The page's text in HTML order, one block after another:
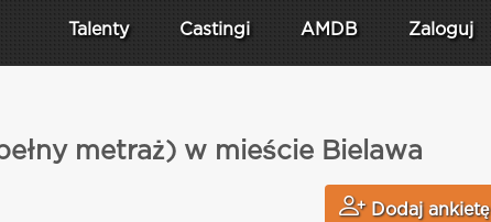
Talenty Castingi AMDB Zaloguj
metraż) w mieście Bielawa
Dodaj ankietę